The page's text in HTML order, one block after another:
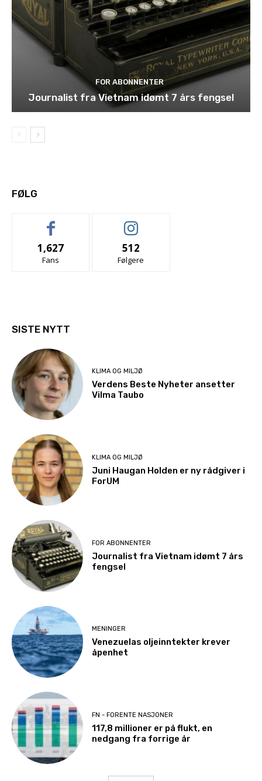
FOR ABONNENTER
Journalist fra Vietnam idømt 7 års fengsel
FØLG
1,627
Fans
512
Følgere
SISTE NYTT
KLIMA OG MILJØ
Verdens Beste Nyheter ansetter
Vilma Taubo
KLIMA OG MILJØ
Juni Haugan Holden er ny rådgiver i
ForUM
FOR ABONNENTER
Journalist fra Vietnam idømt 7 års
fengsel
MENINGER
Venezuelas oljeinntekter krever
åpenhet
FN - FORENTE NASJONER
117,8 millioner er på flukt, en
nedgang fra forrige år